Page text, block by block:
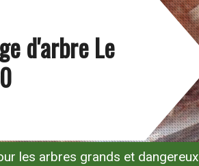
d'arbre Le
les arbres grands et dangereux